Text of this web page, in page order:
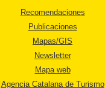
Recomendaciones
Publicaciones
Mapas/GIS
Newsletter
Mapa web
Agencia Catalana de Turismo